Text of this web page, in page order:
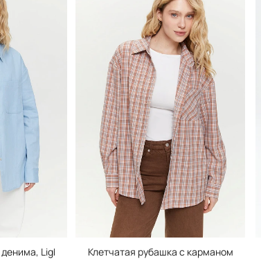
Light Blue Клетчатая рубашка с карманом, Brown